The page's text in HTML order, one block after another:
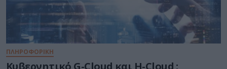
ΠΛΗΡΟΦΟΡΙΚΗ
Kυβερνητικό G-Cloud και H-Cloud :